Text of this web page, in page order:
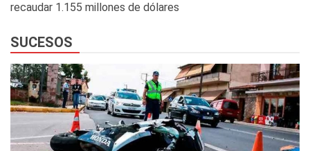
recaudar 1.155 millones de dólares
SUCESOS